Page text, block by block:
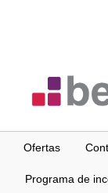
Ofertas
Programa de